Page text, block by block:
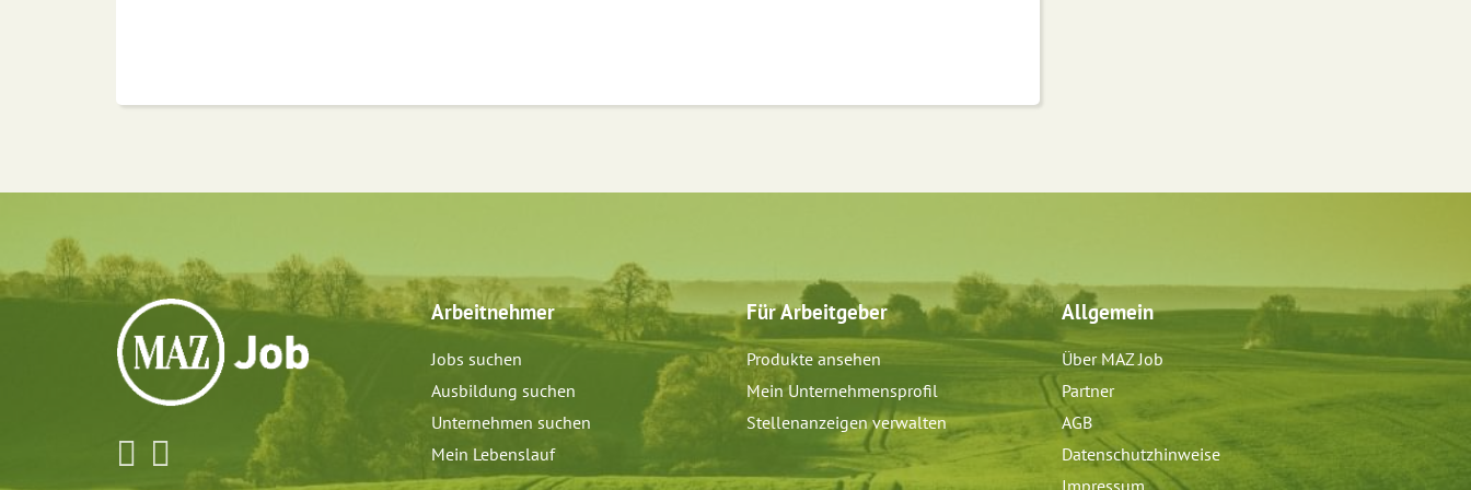
Arbeitnehmer
Jobs suchen
Ausbildung suchen
Unternehmen suchen
Mein Lebenslauf
Für Arbeitgeber
Produkte ansehen
Mein Unternehmensprofil
Stellenanzeigen verwalten
Allgemein
Über MAZ Job
Partner
AGB
Datenschutzhinweise
Impressum